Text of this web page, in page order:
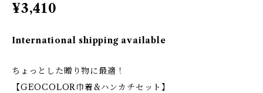
¥3,410
International shipping available
ちょっとした贈り物に最適！
【GEOCOLOR巾着&ハンカチセット】